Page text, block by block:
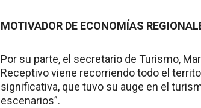
MOTIVADOR DE ECONOMÍAS
Por su parte, el secretario de Turismo,
Receptivo viene recorriendo todo el
significativa, que tuvo su auge en el
escenarios”.